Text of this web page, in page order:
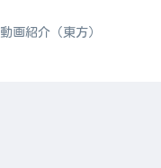
動画紹介（東方）